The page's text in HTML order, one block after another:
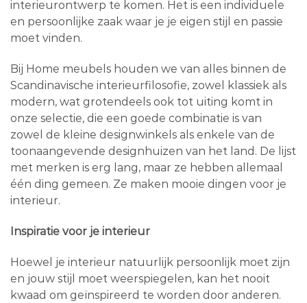
interieurontwerp te komen. Het is een individuele
en persoonlijke zaak waar je je eigen stijl en passie
moet vinden.
Bij Home meubels houden we van alles binnen de
Scandinavische interieurfilosofie, zowel klassiek als
modern, wat grotendeels ook tot uiting komt in
onze selectie, die een goede combinatie is van
zowel de kleine designwinkels als enkele van de
toonaangevende designhuizen van het land. De lijst
met merken is erg lang, maar ze hebben allemaal
één ding gemeen. Ze maken mooie dingen voor je
interieur.
Inspiratie voor je interieur
Hoewel je interieur natuurlijk persoonlijk moet zijn
en jouw stijl moet weerspiegelen, kan het nooit
kwaad om geïnspireerd te worden door anderen.